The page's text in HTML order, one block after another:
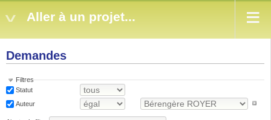
Aller à un projet...
Demandes
Filtres
Statut
Auteur